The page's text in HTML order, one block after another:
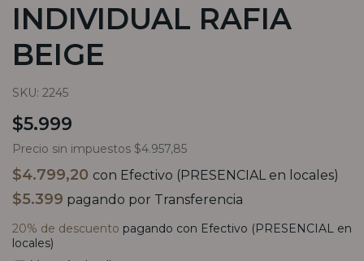
INDIVIDUAL RAFIA
BEIGE
SKU: 2245
$5.999
Precio sin impuestos $4.957,85
$4.799,20 con Efectivo (PRESENCIAL en locales)
$5.399 pagando por Transferencia
20% de descuento pagando con Efectivo (PRESENCIAL en
locales)